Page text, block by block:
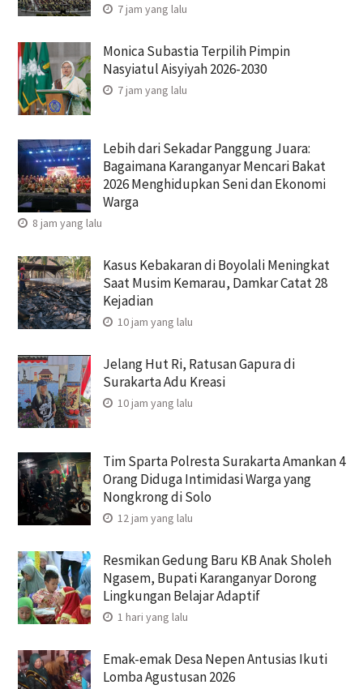
7 jam yang lalu
Monica Subastia Terpilih Pimpin
Nasyiatul Aisyiyah 2026-2030
7 jam yang lalu
Lebih dari Sekadar Panggung Juara:
Bagaimana Karanganyar Mencari Bakat
2026 Menghidupkan Seni dan Ekonomi
Warga
8 jam yang lalu
Kasus Kebakaran di Boyolali Meningkat
Saat Musim Kemarau, Damkar Catat 28
Kejadian
10 jam yang lalu
Jelang Hut Ri, Ratusan Gapura di
Surakarta Adu Kreasi
10 jam yang lalu
Tim Sparta Polresta Surakarta Amankan 4
Orang Diduga Intimidasi Warga yang
Nongkrong di Solo
12 jam yang lalu
Resmikan Gedung Baru KB Anak Sholeh
Ngasem, Bupati Karanganyar Dorong
Lingkungan Belajar Adaptif
1 hari yang lalu
Emak-emak Desa Nepen Antusias Ikuti
Lomba Agustusan 2026